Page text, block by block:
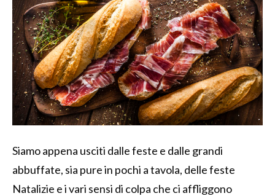
Siamo appena usciti dalle feste e dalle grandi
abbuffate, sia pure in pochi a tavola, delle feste
Natalizie e i vari sensi di colpa che ci affliggono